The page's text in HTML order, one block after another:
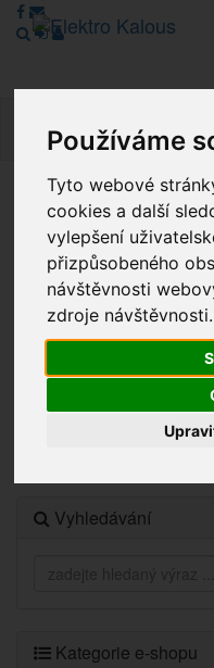
Používáme
Tyto webové
cookies a další
vylepšení
přizpůsobeného
návštěvnosti
zdroje návštěvnosti.
Vážení zákazníci, v tuto
režimu Katalogu.
Děkujeme za pochopení.
Výprodej
Vyhledávání
Kategorie e-shopu